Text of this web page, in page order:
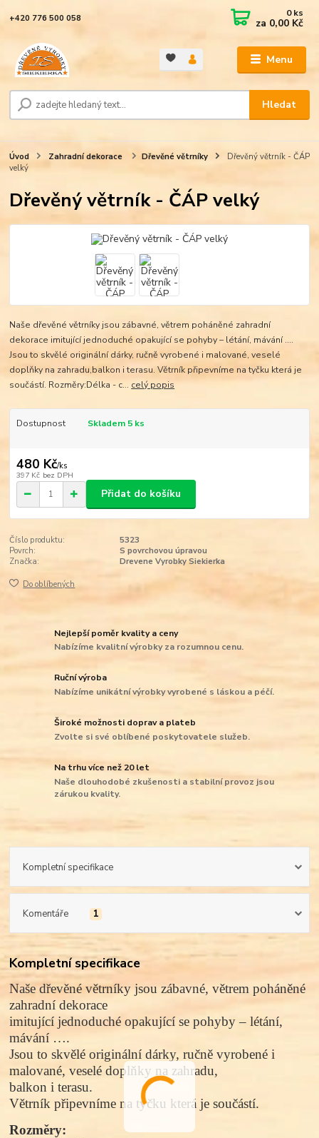
Menu
Hledat
+420 776 500 058 0ks
za 0,00 Kč
Úvod Zahradní dekorace Dřevěné větrníky
Dřevěný větrník - ČÁP
velký
Dřevěný větrník - ČÁP velký
Naše dřevěné větrníky jsou zábavné, větrem poháněné zahradní
dekorace imitující jednoduché opakující se pohyby – létání, mávání ….
Jsou to skvělé originální dárky, ručně vyrobené i malované, veselé
doplňky na zahradu,balkon i terasu. Větrník připevníme na tyčku která je
součástí. Rozměry:Délka - c... celý popis
Dostupnost Skladem 5 ks
480 Kč/ks
397 Kč bez DPH
Přidat do košíku
Číslo produktu:
5323
Povrch:
S povrchovou úpravou
Značka:
Drevene Vyrobky Siekierka
Do oblíbených
Nejlepší poměr kvality a ceny
Nabízíme kvalitní výrobky za rozumnou cenu.
Ruční výroba
Nabízíme unikátní výrobky vyrobené s láskou a péčí.
Široké možnosti doprav a plateb
Zvolte si své oblíbené poskytovatele služeb.
Na trhu více než 20 let
Naše dlouhodobé zkušenosti a stabilní provoz jsou
zárukou kvality.
Kompletní specifikace
Komentáře 1
Kompletní specifikace
Naše dřevěné větrníky jsou zábavné, větrem poháněné
zahradní dekorace
imitující jednoduché opakující se pohyby – létání,
mávání ….
Jsou to skvělé originální dárky, ručně vyrobené i
malované, veselé doplňky na zahradu,
balkon i terasu.
Větrník připevníme na tyčku která je součástí.
Rozměry: